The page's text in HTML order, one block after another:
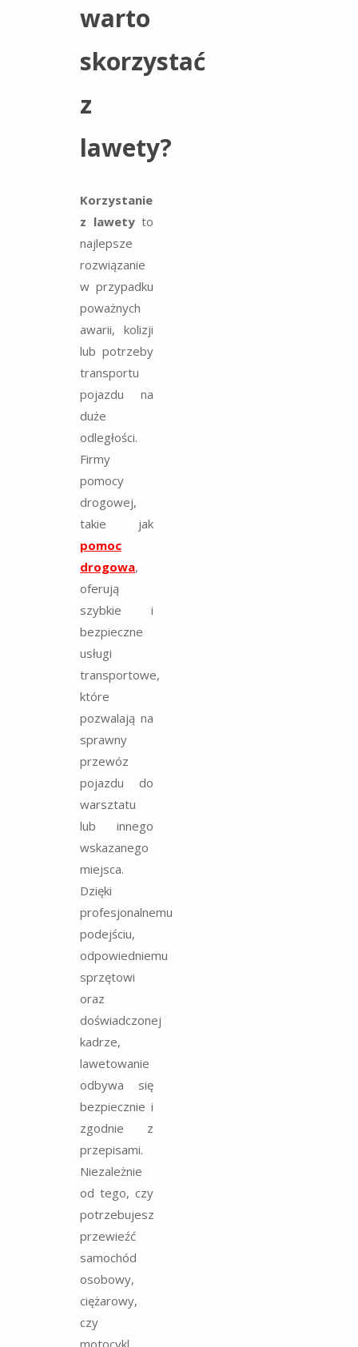
warto
skorzystać
z
lawety?
Korzystanie
z lawetyto
najlepsze
rozwiązanie
w przypadku
poważnych
awarii, kolizji
lub potrzeby
transportu
pojazdu na
duże
odległości.
Firmy
pomocy
drogowej,
takie jak
pomoc
drogowa,
oferują
szybkie i
bezpieczne
usługi
transportowe,
które
pozwalają na
sprawny
przewóz
pojazdu do
warsztatu
lub innego
wskazanego
miejsca.
Dzięki
profesjonalnemu
podejściu,
odpowiedniemu
sprzętowi
oraz
doświadczonej
kadrze,
lawetowanie
odbywa się
bezpiecznie i
zgodnie z
przepisami.
Niezależnie
od tego, czy
potrzebujesz
przewieźć
samochód
osobowy,
ciężarowy,
czy
motocykl,